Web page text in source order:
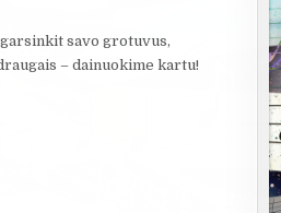
savo grotuvus,
– dainuokime kartu!